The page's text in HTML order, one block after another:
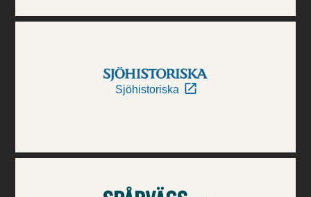
Sjöhistoriska